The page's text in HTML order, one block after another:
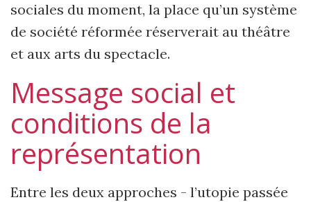
sociales du moment, la place qu’un système
de société réformée réserverait au théâtre
et aux arts du spectacle.
Message social et
conditions de la
représentation
Entre les deux approches - l’utopie passée